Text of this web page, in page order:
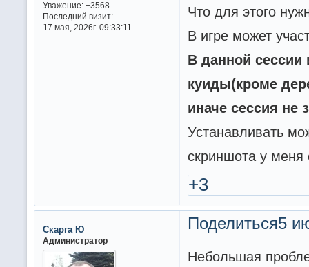
Уважение: +3568
Последний визит:
17 мая, 2026г. 09:33:11
Что для этого
В игре может
В данной сессии
куиды(кроме
иначе сессия не
Устанавливать
скриншота у меня
+3
Поделиться5
Скарга Ю
Администратор
Небольшая